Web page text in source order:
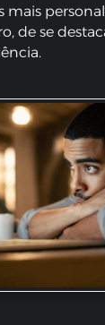
mais
de se